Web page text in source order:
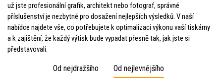
už jste profesionální grafik, architekt nebo fotograf, správné
příslušenství je nezbytné pro dosažení nejlepších výsledků. V naší
nabídce najdete vše, co potřebujete k optimalizaci výkonu vaší tiskárny
a k zajištění, že každý výtisk bude vypadat přesně tak, jak jste si
představovali.
Od nejdražšího Od nejlevnějšího